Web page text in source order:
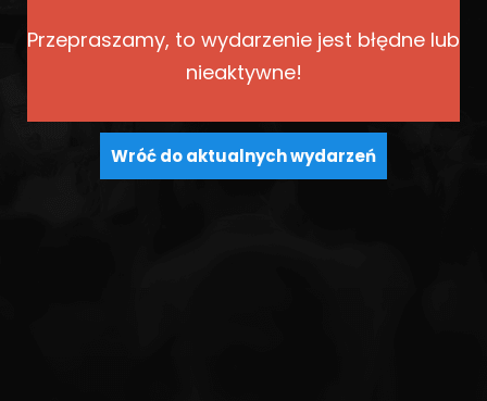
Przepraszamy, to wydarzenie jest błędne lub
nieaktywne!
Wróć do aktualnych wydarzeń